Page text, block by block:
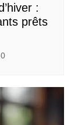
:
prêts
0